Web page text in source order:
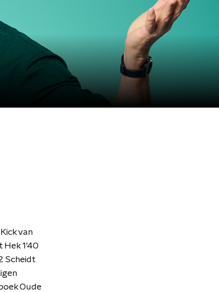
van
Hek 1’40
Scheidt
Oude